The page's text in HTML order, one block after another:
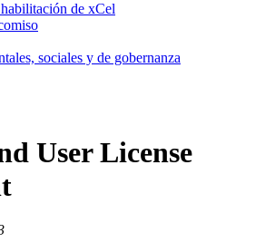
de xCel
sociales y de gobernanza
User License